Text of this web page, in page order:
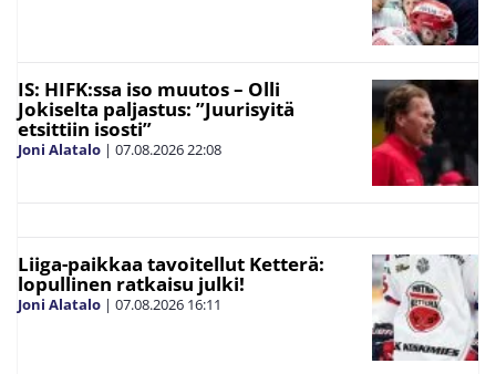
IS: HIFK:ssa iso muutos – Olli
Jokiselta paljastus: ”Juurisyitä
etsittiin isosti”
Joni Alatalo | 07.08.202622:08
Liiga-paikkaa tavoitellut Ketterä:
lopullinen ratkaisu julki!
Joni Alatalo | 07.08.2026 16:11